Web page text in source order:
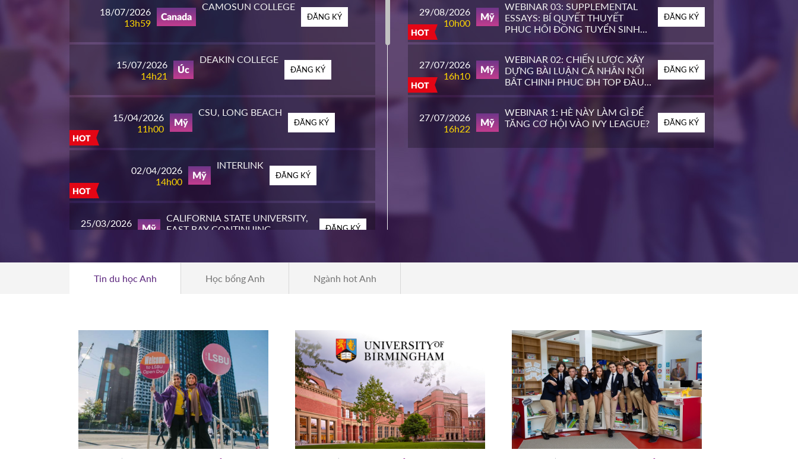
18/07/2026
13h59
Canada
CAMOSUN COLLEGE
ĐĂNG KÝ
15/07/2026
14h21
Úc
DEAKIN COLLEGE
ĐĂNG KÝ
HOT
15/04/2026
11h00
Mỹ
CSU, LONG BEACH
ĐĂNG KÝ
HOT
02/04/2026
14h00
Mỹ
INTERLINK
ĐĂNG KÝ
25/03/2026
Mỹ
CALIFORNIA STATE UNIVERSITY,
EAST BAY CONTINUING
ĐĂNG KÝ
23/03/2026
ĐĂNG KÝ
HOT
16/03/2026
16h00
Mỹ
COLLEGE
HOT
11/03/2026
11h00
Canada
NIAGARA COLLEGE
ĐĂNG KÝ
10/03/2026
14h00
Mỹ
SOUTHEAST MISSOURI STATE
UNIVERSITY
ĐĂNG KÝ
HOT
29/08/2026
10h00
Mỹ
WEBINAR 03: SUPPLEMENTAL
ESSAYS: BÍ QUYẾT THUYẾT
PHỤC HỘI ĐỒNG TUYỂN SINH
ĐH TOP ĐẦU MỸ
ĐĂNG KÝ
HOT
27/07/2026
16h10
Mỹ
WEBINAR 02: CHIẾN LƯỢC XÂY
DỰNG BÀI LUẬN CÁ NHÂN NỔI
BẬT CHINH PHỤC ĐH TOP ĐẦU
MỸ
ĐĂNG KÝ
27/07/2026
16h22
Mỹ
WEBINAR 1: HÈ NÀY LÀM GÌ ĐỂ
TĂNG CƠ HỘI VÀO IVY LEAGUE?
ĐĂNG KÝ
Tin du học Anh Học bổng Anh Ngành hot Anh